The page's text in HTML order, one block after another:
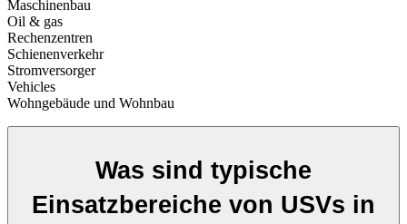
Maschinenbau
Oil & gas
Rechenzentren
Schienenverkehr
Stromversorger
Vehicles
Wohngebäude und Wohnbau
Was sind typische
Einsatzbereiche von USVs in